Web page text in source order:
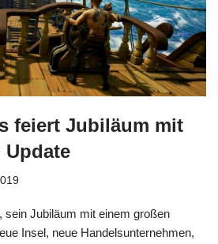
feiert Jubiläum mit
Update
sein Jubiläum mit einem großen
Insel, neue Handelsunternehmen,